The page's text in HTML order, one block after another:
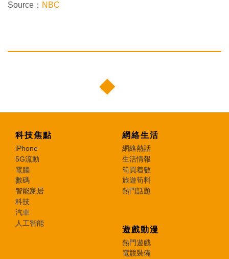
Source： NBC
科技焦點
iPhone
5G流動
電腦
數碼
智能家居
科技
汽車
人工智能
網絡生活
網絡熱話
生活情報
筍買着數
旅遊筍料
熱門話題
遊戲動漫
熱門遊戲
電競裝備